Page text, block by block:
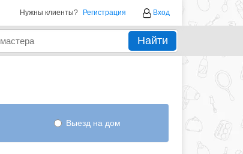
Нужны клиенты? Регистрация Вход
Найти
Выезд на дом